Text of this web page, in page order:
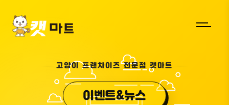
고양이 프랜차이즈 전문점 캣마트
이벤트&뉴스